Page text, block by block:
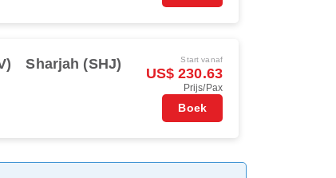
Sharjah (SHJ) Start vanaf
US$ 230.63
Prijs/Pax
Boek